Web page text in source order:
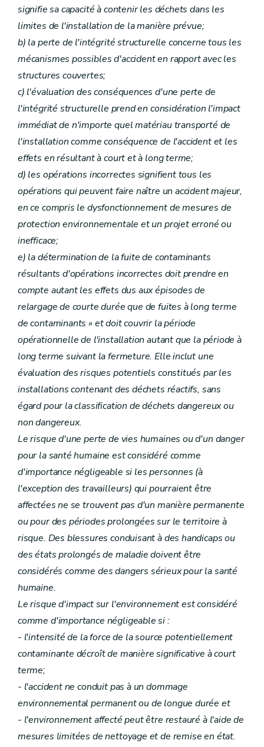
signifie sa capacité à contenir les déchets dans les
limites de l'installation de la manière prévue;
b) la perte de l'intégrité structurelle concerne tous les
mécanismes possibles d'accident en rapport avec les
structures couvertes;
c) l'évaluation des conséquences d'une perte de
l'intégrité structurelle prend en considération l'impact
immédiat de n'importe quel matériau transporté de
l'installation comme conséquence de l'accident et les
effets en résultant à court et à long terme;
d) les opérations incorrectes signifient tous les
opérations qui peuvent faire naître un accident majeur,
en ce compris le dysfonctionnement de mesures de
protection environnementale et un projet erroné ou
inefficace;
e) la détermination de la fuite de contaminants
résultants d'opérations incorrectes doit prendre en
compte autant les effets dus aux épisodes de
relargage de courte durée que de fuites à long terme
de contaminants » et doit couvrir la période
opérationnelle de l'installation autant que la période à
long terme suivant la fermeture. Elle inclut une
évaluation des risques potentiels constitués par les
installations contenant des déchets réactifs, sans
égard pour la classification de déchets dangereux ou
non dangereux.
Le risque d'une perte de vies humaines ou d'un danger
pour la santé humaine est considéré comme
d'importance négligeable si les personnes (à
l'exception des travailleurs) qui pourraient être
affectées ne se trouvent pas d'un manière permanente
ou pour des périodes prolongées sur le territoire à
risque. Des blessures conduisant à des handicaps ou
des états prolongés de maladie doivent être
considérés comme des dangers sérieux pour la santé
humaine.
Le risque d'impact sur l'environnement est considéré
comme d'importance négligeable si :
- l'intensité de la force de la source potentiellement
contaminante décroît de manière significative à court
terme;
- l'accident ne conduit pas à un dommage
environnemental permanent ou de longue durée et
- l'environnement affecté peut être restauré à l'aide de
mesures limitées de nettoyage et de remise en état.